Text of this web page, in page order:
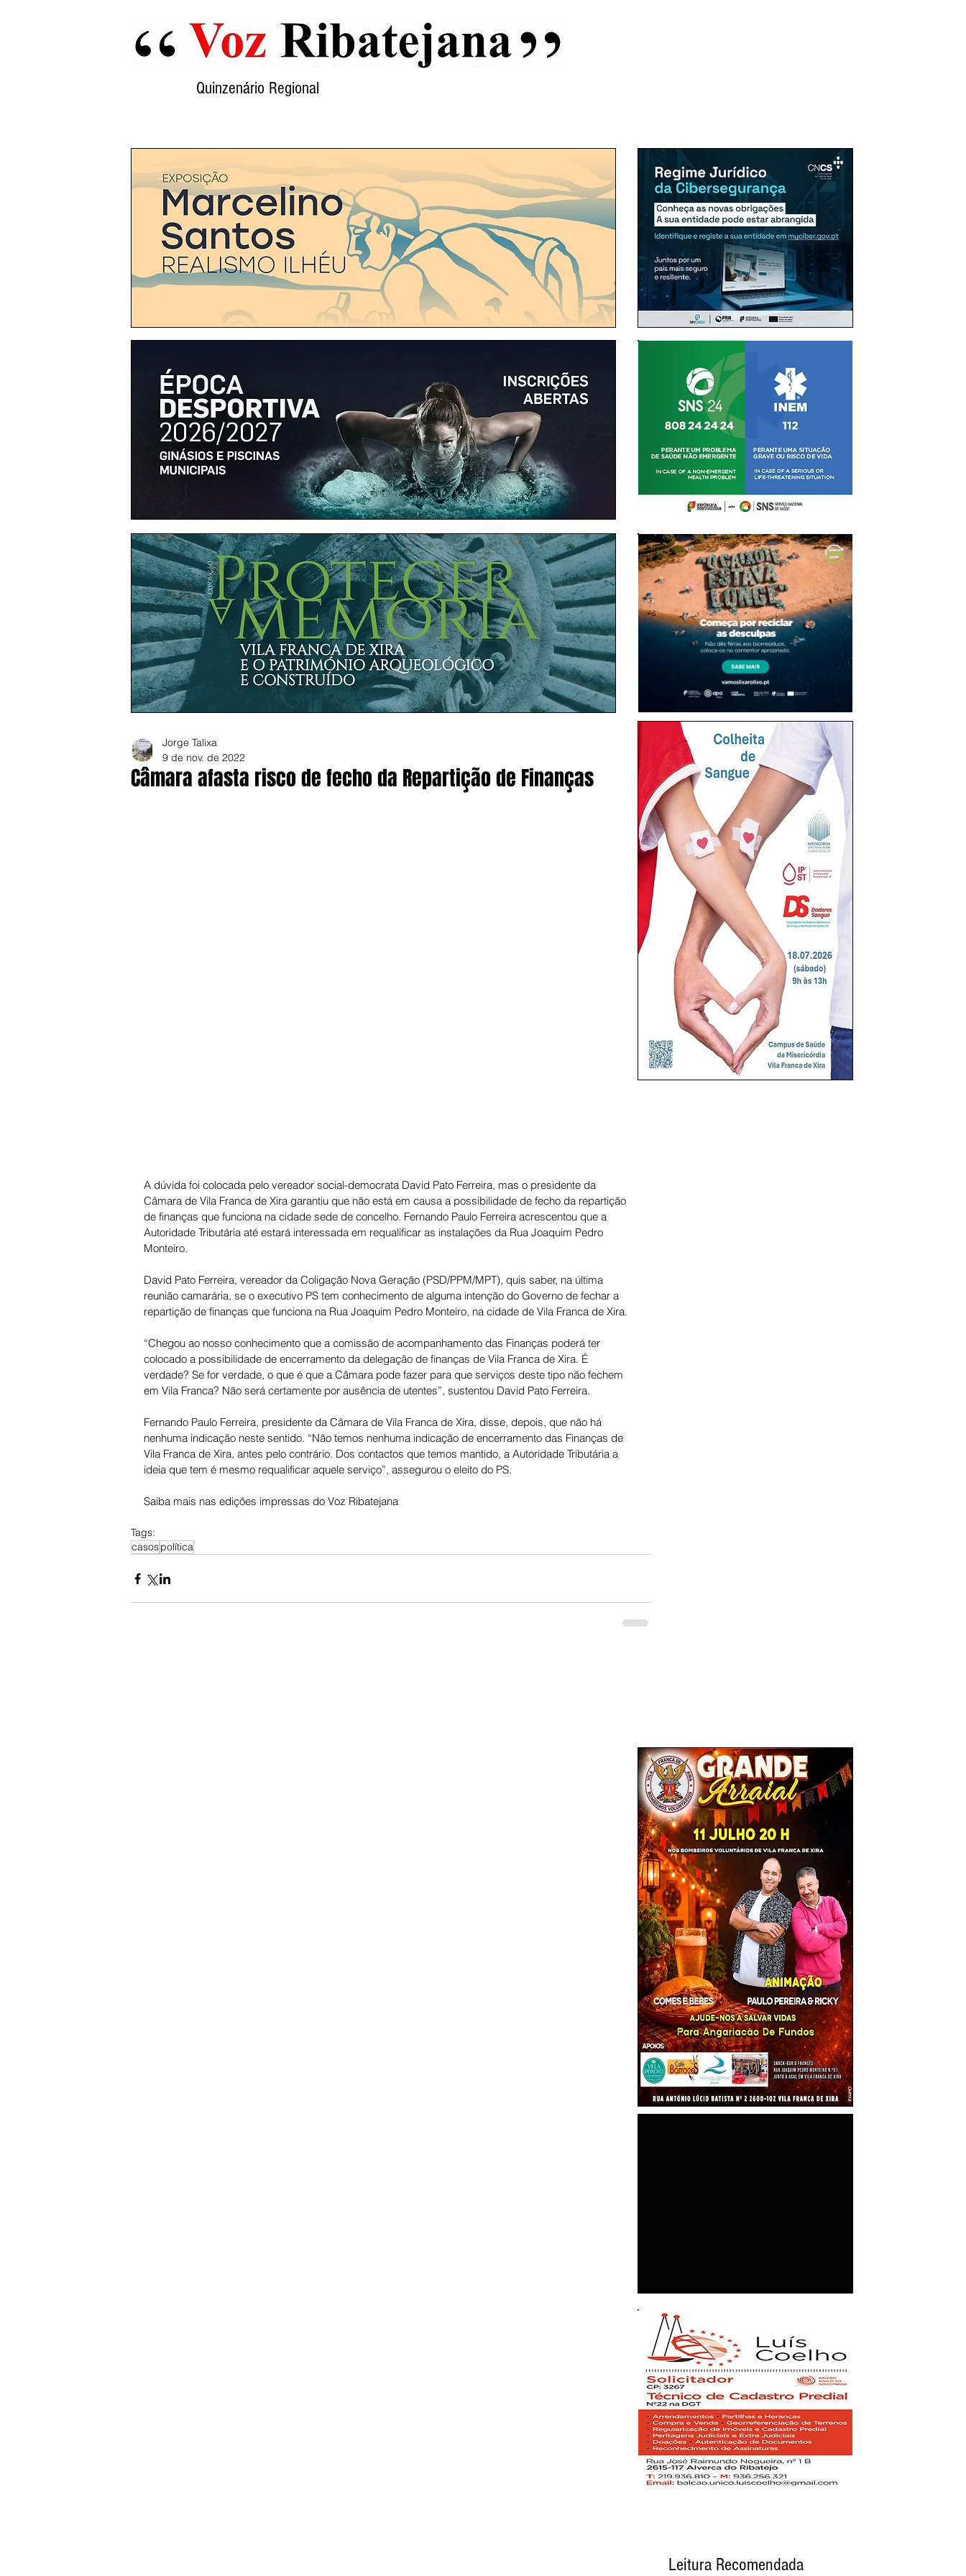
Quinzenário Regional
Câmara afasta risco de fecho da Repartição de Finanças
Jorge Talixa
9 de nov. de 2022
A dúvida foi colocada pelo vereador social-democrata David Pato Ferreira, mas o presidente da
Câmara de Vila Franca de Xira garantiu que não está em causa a possibilidade de fecho da repartição
de finanças que funciona na cidade sede de concelho. Fernando Paulo Ferreira acrescentou que a
Autoridade Tributária até estará interessada em requalificar as instalações da Rua Joaquim Pedro
Monteiro.
David Pato Ferreira, vereador da Coligação Nova Geração (PSD/PPM/MPT), quis saber, na última
reunião camarária, se o executivo PS tem conhecimento de alguma intenção do Governo de fechar a
repartição de finanças que funciona na Rua Joaquim Pedro Monteiro, na cidade de Vila Franca de Xira.
“Chegou ao nosso conhecimento que a comissão de acompanhamento das Finanças poderá ter
colocado a possibilidade de encerramento da delegação de finanças de Vila Franca de Xira. É
verdade? Se for verdade, o que é que a Câmara pode fazer para que serviços deste tipo não fechem
em Vila Franca? Não será certamente por ausência de utentes”, sustentou David Pato Ferreira.
Fernando Paulo Ferreira, presidente da Câmara de Vila Franca de Xira, disse, depois, que não há
nenhuma indicação neste sentido. “Não temos nenhuma indicação de encerramento das Finanças de
Vila Franca de Xira, antes pelo contrário. Dos contactos que temos mantido, a Autoridade Tributária a
ideia que tem é mesmo requalificar aquele serviço”, assegurou o eleito do PS.
Saiba mais nas edições impressas do Voz Ribatejana
Tags:
casospolítica
Leitura Recomendada